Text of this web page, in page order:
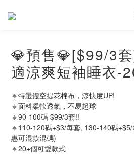
💎預售💎[$99/3
適涼爽短袖睡衣-
🔸特選鏤空提花棉布，涼快度UP!
🔸面料柔軟透氣，不易起球
🔸90-100碼 $99/3套!!
🔸110-120碼+$3/每套, 130-140碼
惠可混款混碼)
🔸20+個可愛款式